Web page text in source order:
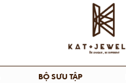
BỘ SƯU TẬP